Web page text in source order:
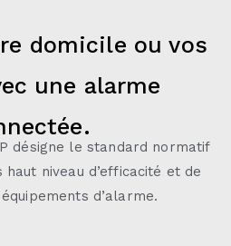
domicile ou vos
une alarme
désigne le standard normatif
niveau d’efficacité et de
d’alarme.